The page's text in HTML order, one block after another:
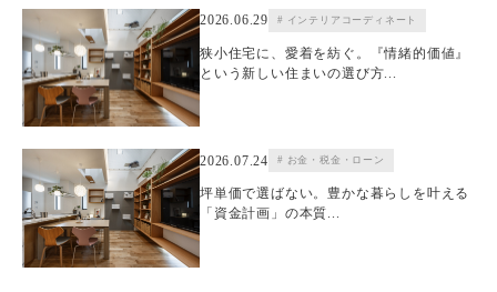
2026.06.29 # インテリアコーディネート
狭小住宅に、愛着を紡ぐ。『情緒的価値』
という新しい住まいの選び方...
2026.07.24 # お金・税金・ローン
坪単価で選ばない。豊かな暮らしを叶える
「資金計画」の本質...